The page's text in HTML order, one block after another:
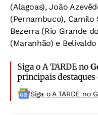
(Alagoas), João
(Pernambuco), Camilo
Bezerra (Rio Grande
(Maranhão) e
Siga o A TARDE no
principais destaques
Siga o A TARDE no